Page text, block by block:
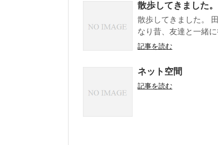
散歩してきました。
散歩してきました。
なり昔、友達と一緒
記事を読む
ネット空間
記事を読む